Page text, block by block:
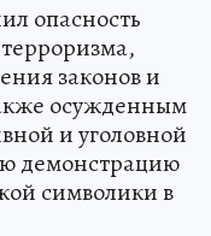
опасность
законов и
осужденным
и уголовной
демонстрацию
символики в